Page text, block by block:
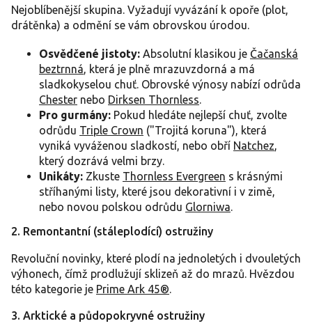
Nejoblíbenější skupina. Vyžadují vyvázání k opoře (plot,
drátěnka) a odmění se vám obrovskou úrodou.
Osvědčené jistoty: Absolutní klasikou je Čačanská
beztrnná, která je plně mrazuvzdorná a má
sladkokyselou chuť. Obrovské výnosy nabízí odrůda
Chester nebo Dirksen Thornless.
Pro gurmány: Pokud hledáte nejlepší chuť, zvolte
odrůdu Triple Crown ("Trojitá koruna"), která
vyniká vyváženou sladkostí, nebo obří Natchez,
který dozrává velmi brzy.
Unikáty: Zkuste Thornless Evergreen s krásnými
stříhanými listy, které jsou dekorativní i v zimě,
nebo novou polskou odrůdu Glorniwa.
2. Remontantní (stáleplodící) ostružiny
Revoluční novinky, které plodí na jednoletých i dvouletých
výhonech, čímž prodlužují sklizeň až do mrazů. Hvězdou
této kategorie je Prime Ark 45®.
3. Arktické a půdopokryvné ostružiny